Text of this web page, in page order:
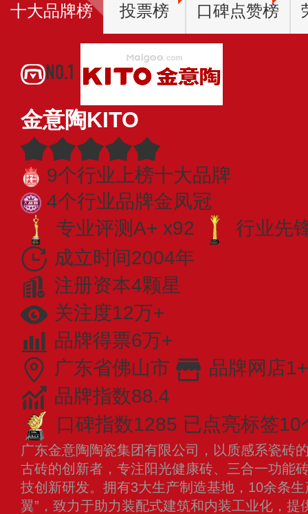
十大品牌榜 投票榜 口碑点赞榜
NO.1
金意陶KITO
9个行业上榜十大品牌
4个行业品牌金凤冠
专业评测A+ x92
行业先
成立时间2004年
注册资本4颗星
关注度12万+
品牌得票6万+
广东省佛山市
品牌网店1+
品牌指数88.4
口碑指数1285 已点亮标签10
广东金意陶陶瓷集团有限公司，以质感系瓷砖
古砖的创新者，专注阳光健康砖、三合一功能
技创新研发。拥有3大生产制造基地，10余条
翼”，致力于助力装配式建筑和内装工业化，